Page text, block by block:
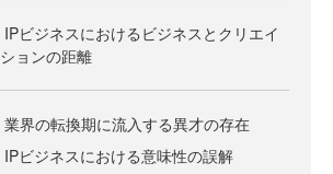
IPビジネスにおけるビジネスとクリエイ
ションの距離
業界の転換期に流入する異才の存在
IPビジネスにおける意味性の誤解